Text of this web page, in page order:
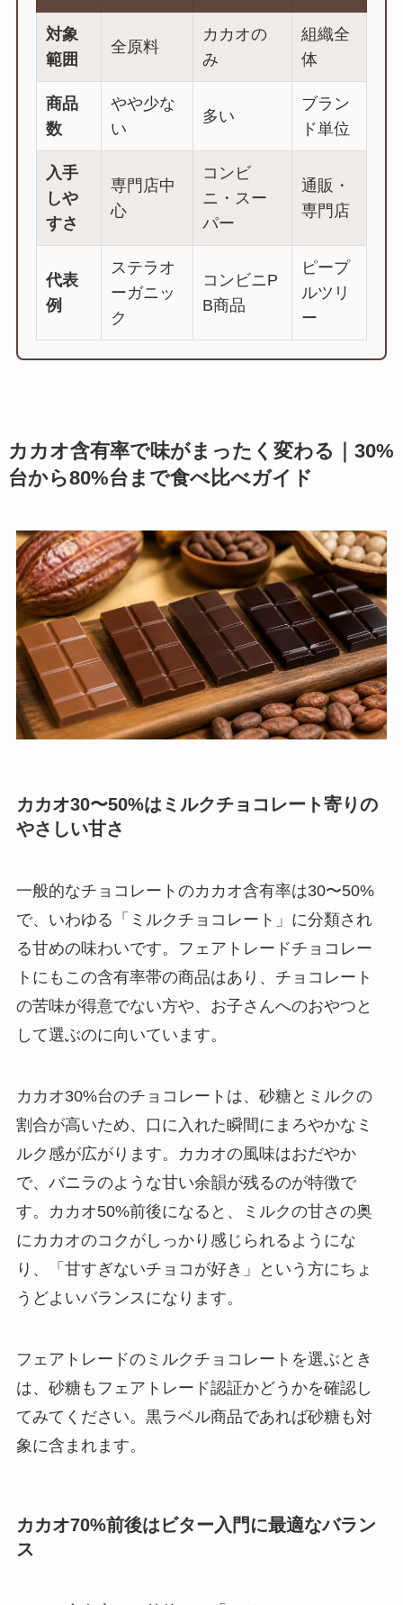
対象
範囲
全原料
カカオの
み
組織全
体
商品
数
やや少な
い
多い
ブラン
ド単位
入手
しや
すさ
専門店中
心
コンビ
ニ・スー
パー
通販・
専門店
代表
例
ステラオ
ーガニッ
ク
コンビニP
B商品
ピープ
ルツリ
ー
カカオ含有率で味がまったく変わる｜30%
台から80%台まで食べ比べガイド
カカオ30〜50%はミルクチョコレート寄りの
やさしい甘さ
一般的なチョコレートのカカオ含有率は30〜50%
で、いわゆる「ミルクチョコレート」に分類され
る甘めの味わいです。フェアトレードチョコレー
トにもこの含有率帯の商品はあり、チョコレート
の苦味が得意でない方や、お子さんへのおやつと
して選ぶのに向いています。
カカオ30%台のチョコレートは、砂糖とミルクの
割合が高いため、口に入れた瞬間にまろやかなミ
ルク感が広がります。カカオの風味はおだやか
で、バニラのような甘い余韻が残るのが特徴で
す。カカオ50%前後になると、ミルクの甘さの奥
にカカオのコクがしっかり感じられるようにな
り、「甘すぎないチョコが好き」という方にちょ
うどよいバランスになります。
フェアトレードのミルクチョコレートを選ぶとき
は、砂糖もフェアトレード認証かどうかを確認し
てみてください。黒ラベル商品であれば砂糖も対
象に含まれます。
カカオ70%前後はビター入門に最適なバラン
ス